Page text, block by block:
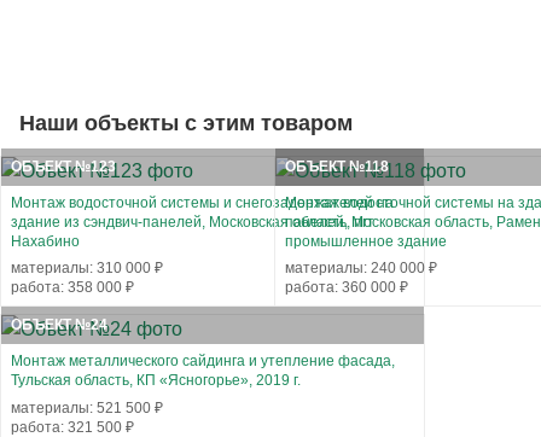
Наши объекты с этим товаром
ОБЪЕКТ №123
Монтаж водосточной системы и снегозадержателей на
здание из сэндвич-панелей, Московская область, пгт
Нахабино
материалы: 310 000 ₽
работа: 358 000 ₽
ОБЪЕКТ №118
Монтаж водосточной системы на
панелей, Московская область,
промышленное здание
материалы: 240 000 ₽
работа: 360 000 ₽
ОБЪЕКТ №24
Монтаж металлического сайдинга и утепление фасада,
Тульская область, КП «Ясногорье», 2019 г.
материалы: 521 500 ₽
работа: 321 500 ₽